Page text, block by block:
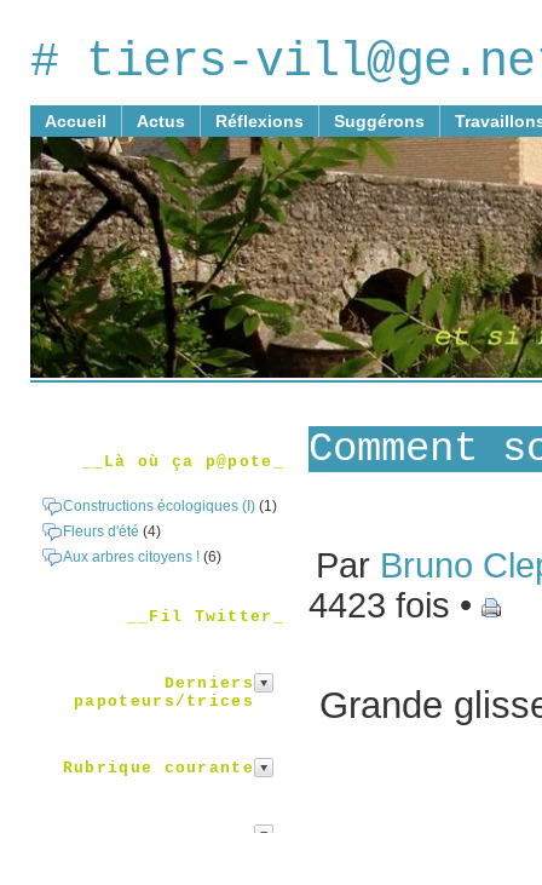
# tiers-
Accueil Actus Réflexions Suggérons
__Là où ça p@pote_
Constructions écologiques (I) (1)
Fleurs d'été (4)
Aux arbres citoyens ! (6)
__Fil Twitter_
Derniers
papoteurs/trices
Rubrique courante
Par Bruno
4423 fois •
Grande